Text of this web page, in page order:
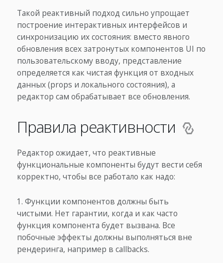
Такой реактивный подход сильно упрощает
построение интерактивных интерфейсов и
синхронизацию их состояния: вместо явного
обновления всех затронутых компонентов UI по
пользовательскому вводу, представление
определяется как чистая функция от входных
данных (props и локального состояния), а
редактор сам обрабатывает все обновления.
Правила реактивности
Редактор ожидает, что реактивные
функциональные компоненты будут вести себя
корректно, чтобы все работало как надо:
Функции компонентов должны быть
чистыми. Нет гарантии, когда и как часто
функция компонента будет вызвана. Все
побочные эффекты должны выполняться вне
рендеринга, например в callbacks.